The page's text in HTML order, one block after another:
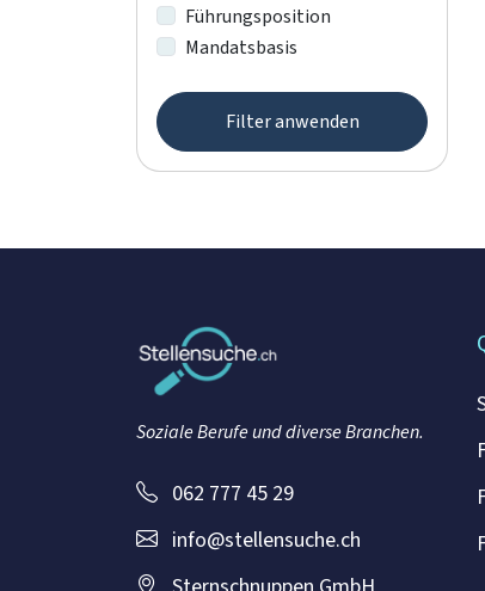
Führungsposition
Mandatsbasis
Filter anwenden
Soziale Berufe und diverse Branchen.
062 777 45 29
info@stellensuche.ch